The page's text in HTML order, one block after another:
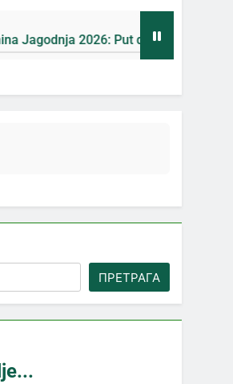
do Mačkovog kamena bez rupa
ПРЕТРАГА